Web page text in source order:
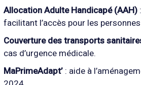
Allocation Adulte Handicapé (AAH)
facilitant l’accès pour les
Couverture des transports
cas d’urgence médicale.
MaPrimeAdapt’ : aide à